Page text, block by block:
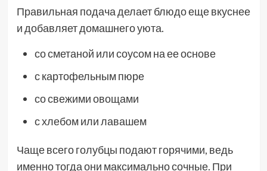
Правильная подача делает блюдо еще вкуснее
и добавляет домашнего уюта.
со сметаной или соусом на ее основе
с картофельным пюре
со свежими овощами
с хлебом или лавашем
Чаще всего голубцы подают горячими, ведь
именно тогда они максимально сочные. При